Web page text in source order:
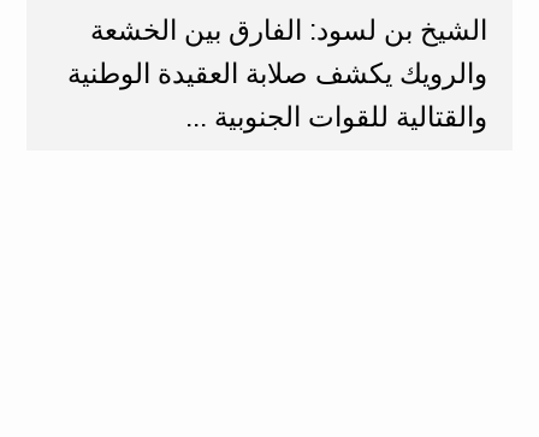
الشيخ بن لسود: الفارق بين الخشعة
والرويك يكشف صلابة العقيدة الوطنية
والقتالية للقوات الجنوبية ...